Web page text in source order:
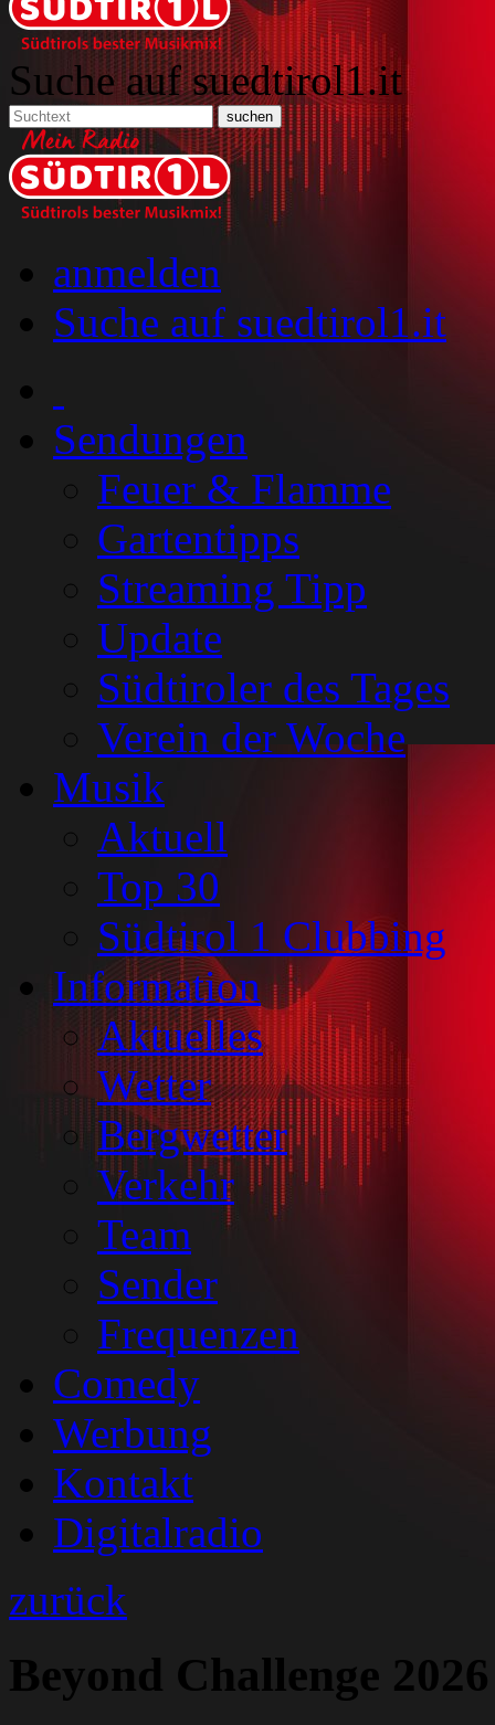
Suche auf suedtirol1.it
anmelden
Suche auf suedtirol1.it
Sendungen
Feuer & Flamme
Gartentipps
Streaming Tipp
Update
Südtiroler des Tages
Verein der Woche
Musik
Aktuell
Top 30
Südtirol 1 Clubbing
Information
Aktuelles
Wetter
Bergwetter
Verkehr
Team
Sender
Frequenzen
Comedy
Werbung
Kontakt
Digitalradio
zurück
Beyond Challenge 2026